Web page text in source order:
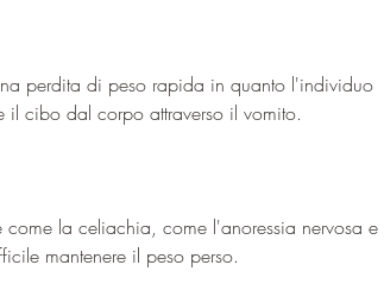
cibo dal corpo attraverso il vomito.
come la celiachia, come l'anoressia nervosa e
mantenere il peso perso.